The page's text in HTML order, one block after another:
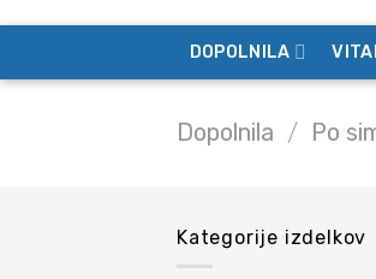
DOPOLNILA
Dopolnila / Po
Kategorije izdelkov